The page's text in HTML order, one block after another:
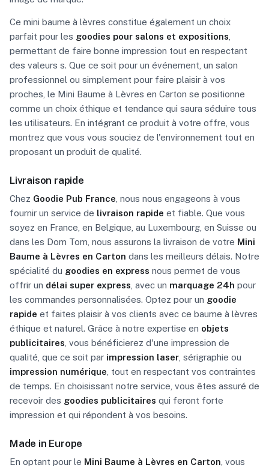
Ce mini baume à lèvres constitue également un choix
parfait pour les goodies pour salons et expositions
permettant de faire bonne impression tout en respectant
des valeurs s. Que ce soit pour un événement, un salon
professionnel ou simplement pour faire plaisir à vos
proches, le Mini Baume à Lèvres en Carton se positionne
comme un choix éthique et tendance qui saura séduire tous
les utilisateurs. En intégrant ce produit à votre offre, vous
montrez que vous vous souciez de l'environnement tout en
proposant un produit de qualité.
Livraison rapide
Chez Goodie Pub France , nous nous engageons à vous
fournir un service de livraison rapide et fiable. Que vous
soyez en France, en Belgique, au Luxembourg, en Suisse ou
dans les Dom Tom, nous assurons la livraison de votre Mini
Baume à Lèvres en Carton dans les meilleurs délais. Notre
spécialité du goodies en express nous permet de vous
offrir un délai super express , avec un marquage 24h pour
les commandes personnalisées. Optez pour un goodie
rapide et faites plaisir à vos clients avec ce baume à lèvres
éthique et naturel. Grâce à notre expertise en objets
publicitaires , vous bénéficierez d'une impression de
qualité, que ce soit par impression laser , sérigraphie ou
impression numérique , tout en respectant vos contraintes
de temps. En choisissant notre service, vous êtes assuré de
recevoir des goodies publicitaires qui feront forte
impression et qui répondent à vos besoins.
Made in Europe
En optant pour le Mini Baume à Lèvres en Carton , vous